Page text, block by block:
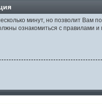
минут, но позволит
ознакомиться с